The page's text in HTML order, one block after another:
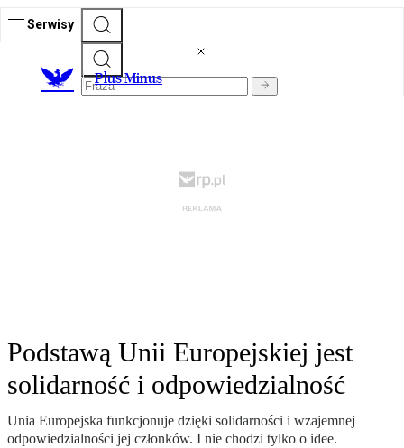
Serwisy
Plus Minus
Podstawą Unii Europejskiej jest
solidarność i odpowiedzialność
Unia Europejska funkcjonuje dzięki solidarności i wzajemnej
odpowiedzialności jej członków. I nie chodzi tylko o idee.